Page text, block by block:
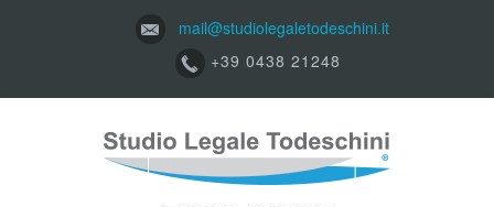
mail@studiolegaletodeschini.it
+39 0438 21248